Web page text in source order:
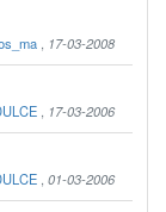
17-03-2008
17-03-2006
01-03-2006